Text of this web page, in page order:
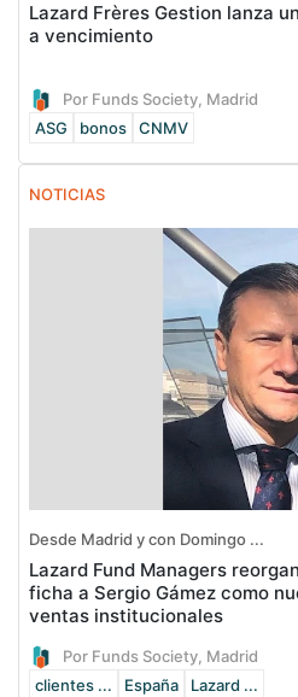
Lazard Frères Gestion lanza
a vencimiento
Por Funds Society, Madrid
ASG
bonos CNMV
NOTICIAS
Desde Madrid y con Domingo ...
Lazard Fund Managers
ficha a Sergio Gámez como
ventas institucionales
Por Funds Society, Madrid
clientes ...
España Lazard ...